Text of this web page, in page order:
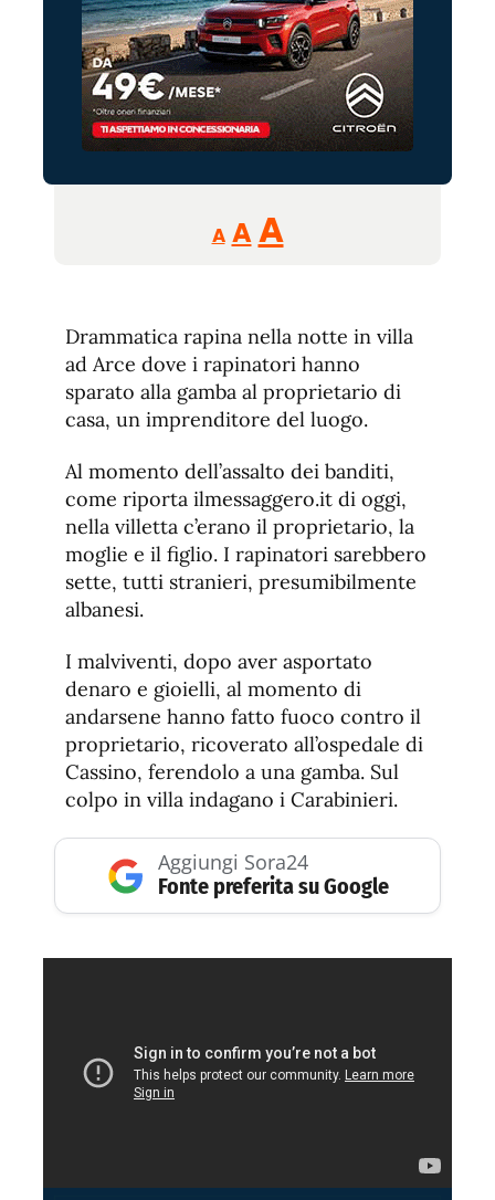
A
Reducir
tamaño
A Restablecer
fuente
AAumentar
de
fuente.
Drammatica rapina nella notte in villa
ad Arce dove i rapinatori hanno
sparato alla gamba al proprietario di
casa, un imprenditore del luogo.
Al momento dell’assalto dei banditi,
come riporta ilmessaggero.it di oggi,
nella villetta c’erano il proprietario, la
moglie e il figlio. I rapinatori sarebbero
sette, tutti stranieri, presumibilmente
albanesi.
I malviventi, dopo aver asportato
denaro e gioielli, al momento di
andarsene hanno fatto fuoco contro il
proprietario, ricoverato all’ospedale di
Cassino, ferendolo a una gamba. Sul
colpo in villa indagano i Carabinieri.
Aggiungi Sora24
Fonte preferita su Google